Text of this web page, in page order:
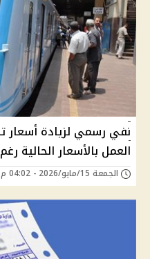
نفي رسمي لزيادة أسعار
العمل بالأسعار الحالية
الجمعة 15/مايو/2026 - 04:02 م